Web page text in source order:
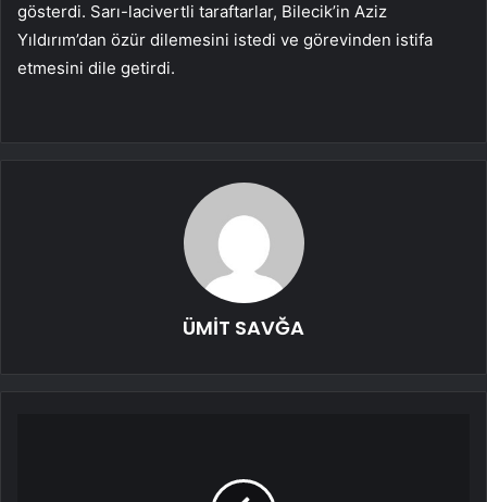
gösterdi. Sarı-lacivertli taraftarlar, Bilecik’in Aziz
Yıldırım’dan özür dilemesini istedi ve görevinden istifa
etmesini dile getirdi.
ÜMİT SAVĞA